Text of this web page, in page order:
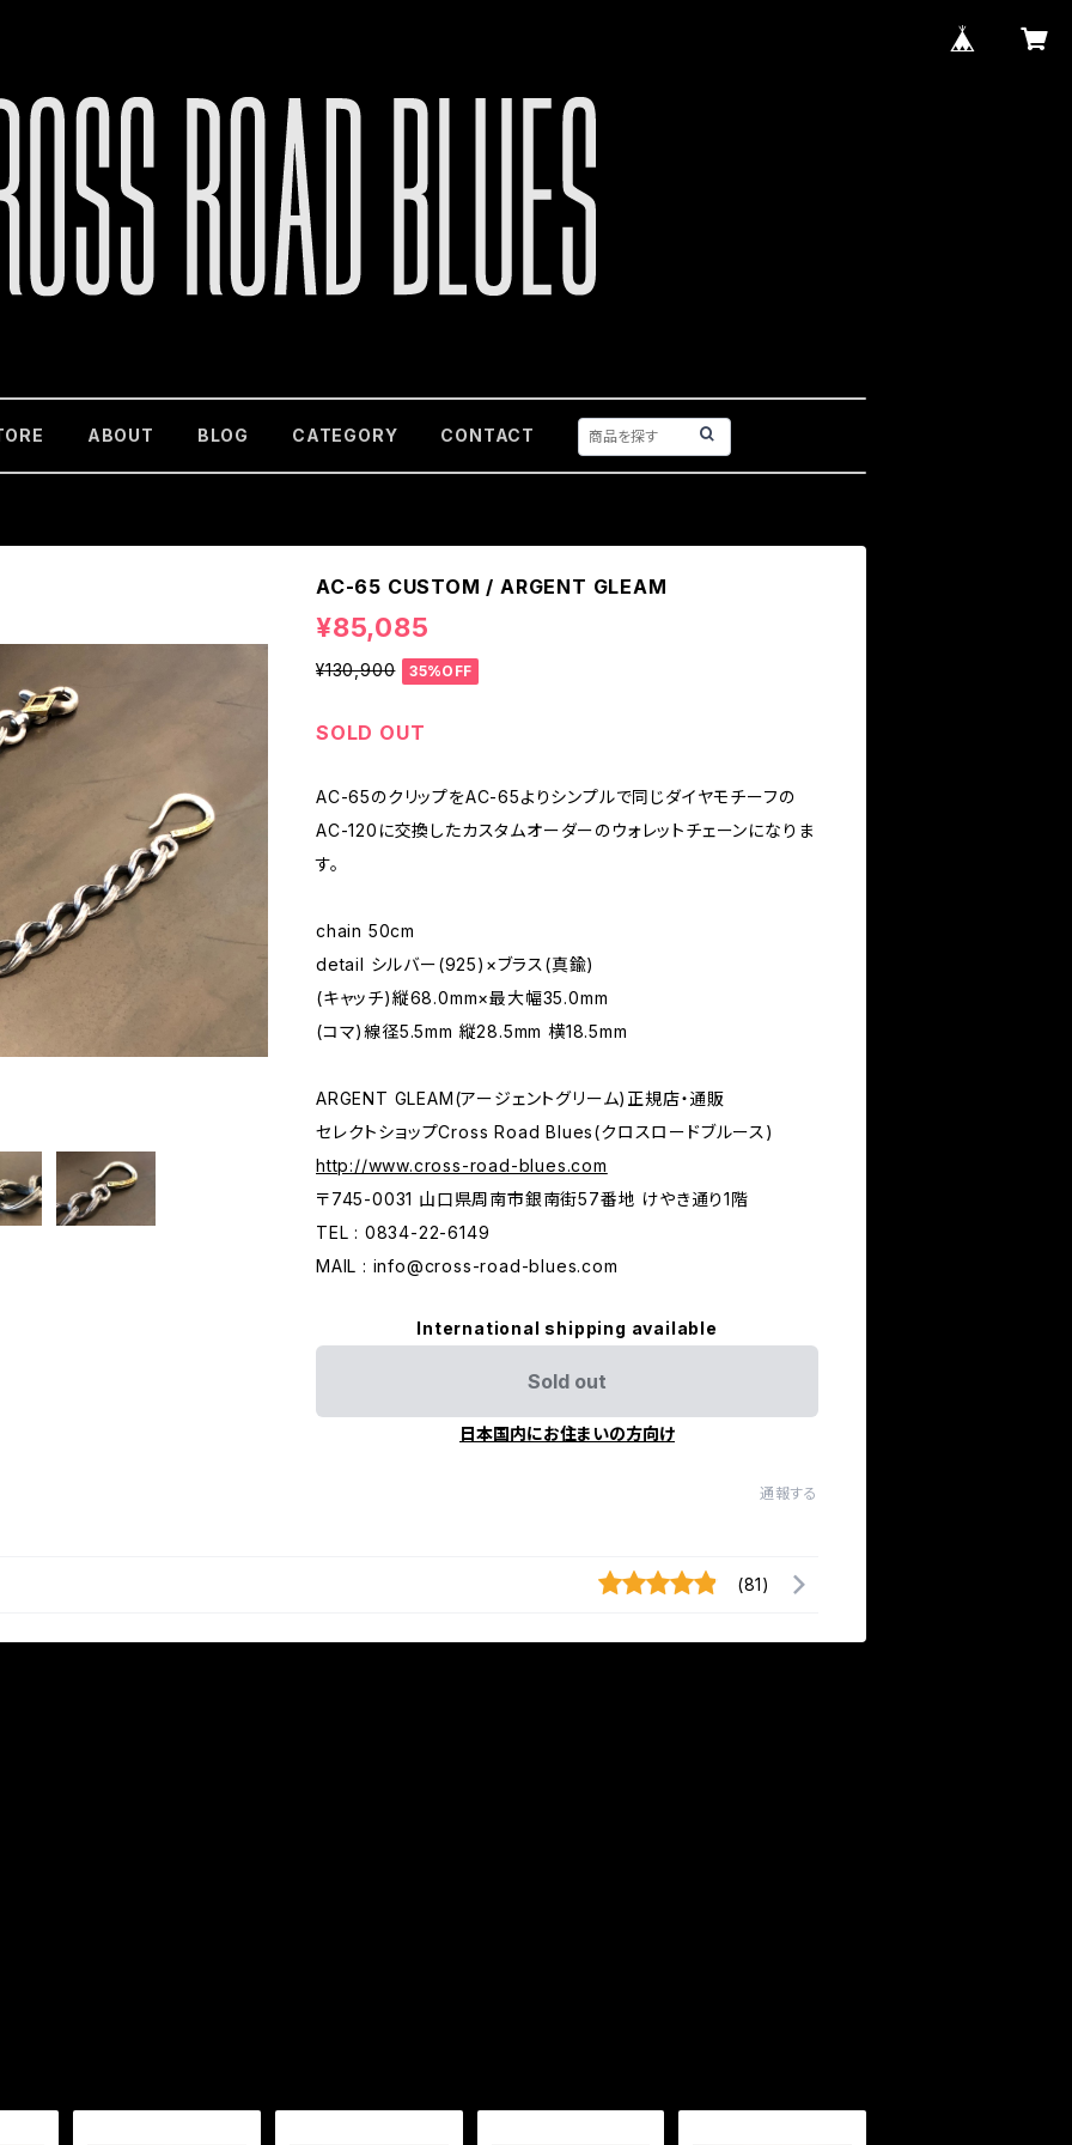
ABOUT BLOG CATEGORY CONTACT
AC-65 CUSTOM / ARGENT GLEAM
¥85,085
¥130,900 35%OFF
SOLD OUT
AC-65のクリップをAC-65よりシンプルで同じダイヤモチーフの
AC-120に交換したカスタムオーダーのウォレットチェーンになりま
す。
chain 50cm
detail シルバー(925)×ブラス(真鍮)
(キャッチ)縦68.0mm×最大幅35.0mm
(コマ)線径5.5mm 縦28.5mm 横18.5mm
ARGENT GLEAM(アージェントグリーム)正規店・通販
セレクトショップCross Road Blues(クロスロードブルース)
http://www.cross-road-blues.com
〒745-0031 山口県周南市銀南街57番地 けやき通り1階
TEL : 0834-22-6149
MAIL : info@cross-road-blues.com
International shipping available
Sold out
日本国内にお住まいの方向け
通報する
(81)